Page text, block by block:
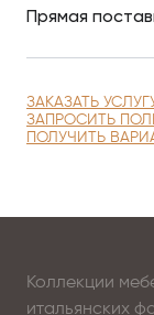
Прямая
ЗАКАЗАТЬ
ЗАПРОСИТЬ
ПОЛУЧИТЬ
Коллекции
итальянских